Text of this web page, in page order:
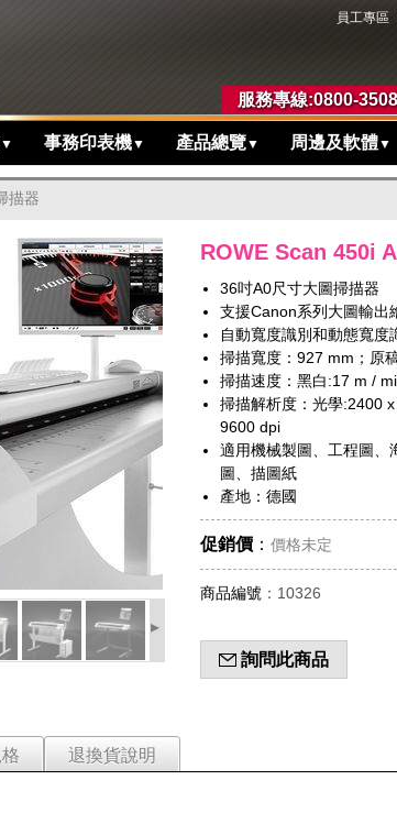
員工專區
服務專線:0800-
▼ 事務印表機▼ 產品總覽▼ 周邊及軟體▼
描器
▸
ROWE Scan 450i
36吋A0尺寸大圖掃描器
支援Canon系列大圖輸出
自動寬度識別和動態寬度
掃描寬度：927 mm；原
掃描速度：黑白:17 m /
掃描解析度：光學:2400
9600 dpi
適用機械製圖、工程圖、
圖、描圖紙
產地：德國
促銷價 ： 價格未定
商品編號 ：10326
詢問此商品
退換貨說明